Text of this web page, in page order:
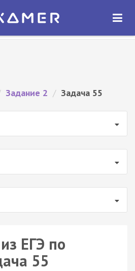
2027
ОТКРЫТЬ
Задание 2 / Задача 55
ЕГЭ по
55